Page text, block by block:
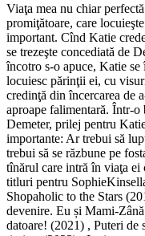
Viaţa mea nu chiar
promiţătoare, care
important. Cînd Katie
se trezeşte concediată de
încotro s-o apuce, Katie se
locuiesc părinţii ei, cu
credinţă din încercarea de
aproape falimentară. Într-
Demeter, prilej pentru
importante: Ar trebui să
trebui să se răzbune pe
tînărul care intră în viaţa ei
titluri pentru
Shopaholic to the Stars
devenire. Eu și Mami-
datoare! (2021) , Puteri de